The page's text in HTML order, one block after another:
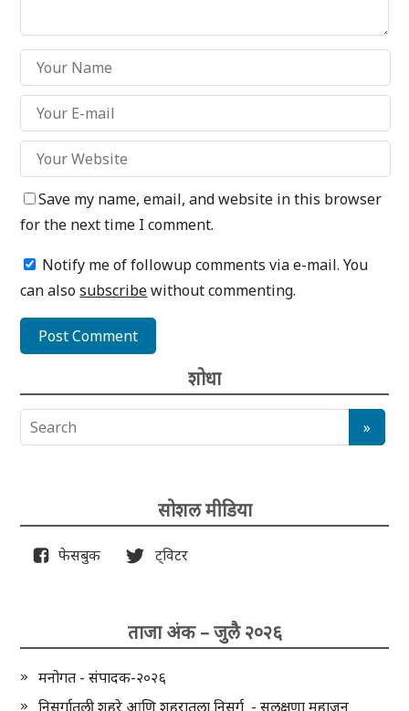
Save my name, email, and website in this browser
for the next time I comment.
Notify me of followup comments via e-mail. You
can alsosubscribewithout commenting.
शोधा
सोशल मीडिया
फेसबुक ट्विटर
ताजा अंक – जुलै २०२६
मनोगत - संपादक-२०२६
निसर्गातली शहरे आणि शहरातला निसर्ग - सुलक्षणा महाजन